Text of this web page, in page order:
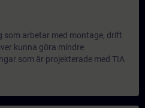
som arbetar med montage, drift
kunna göra mindre
som är projekterade med TIA